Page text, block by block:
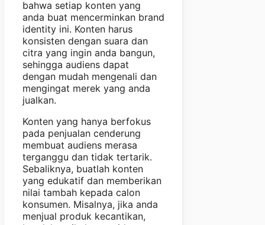
bahwa setiap konten yang
anda buat mencerminkan brand
identity ini. Konten harus
konsisten dengan suara dan
citra yang ingin anda bangun,
sehingga audiens dapat
dengan mudah mengenali dan
mengingat merek yang anda
jualkan.
Konten yang hanya berfokus
pada penjualan cenderung
membuat audiens merasa
terganggu dan tidak tertarik.
Sebaliknya, buatlah konten
yang edukatif dan memberikan
nilai tambah kepada calon
konsumen. Misalnya, jika anda
menjual produk kecantikan,